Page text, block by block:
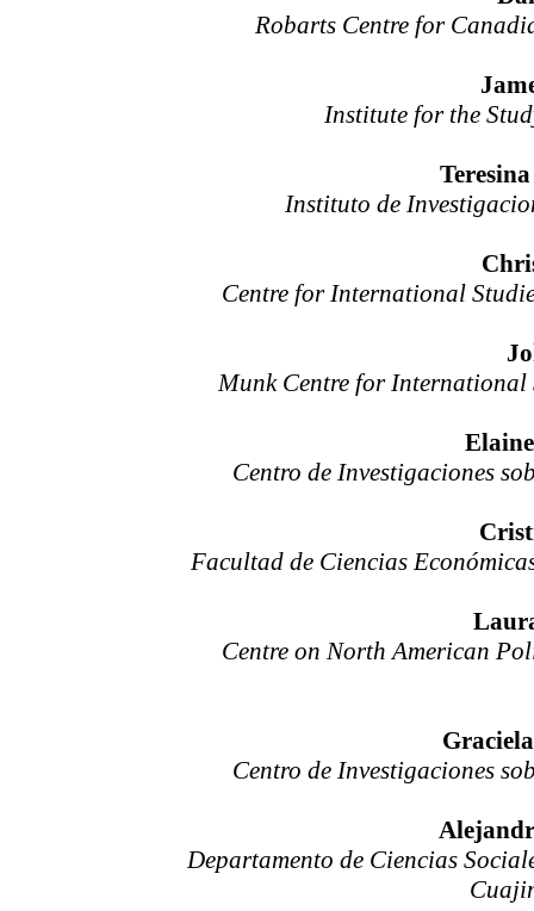
Robarts Centre for
Institute for the
Instituto de
Centre for International
Munk Centre for International
Centro de Investigaciones
Facultad de Ciencias
Centre on North American
Centro de Investigaciones
Departamento de Ciencias